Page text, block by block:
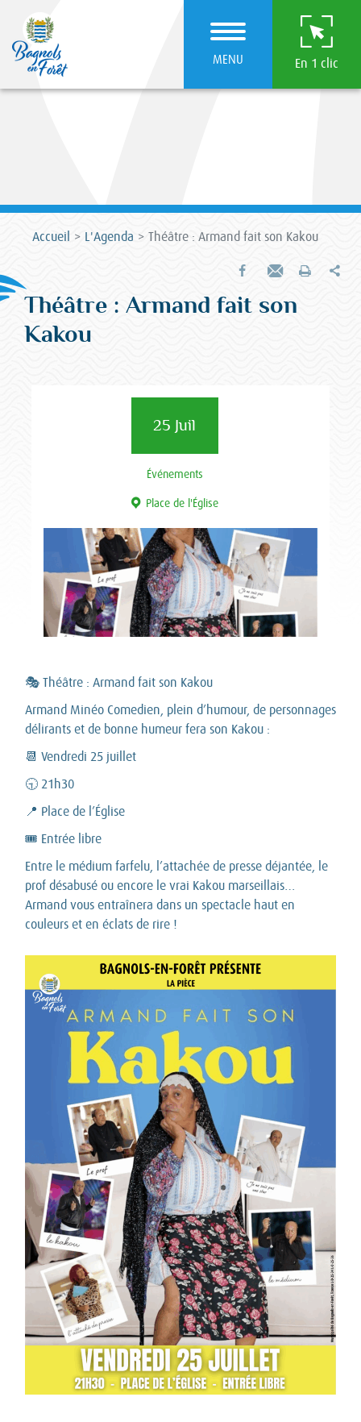
MENU En 1 clic
Accueil L'Agenda Théâtre : Armand fait son Kakou
Partager sur Facebook
Envoyer par e-mail
Imprimer
Théâtre : Armand fait son
Kakou
25 Juil
Événements
Place de l'Église
🎭 Théâtre : Armand fait son Kakou
Armand Minéo Comedien, plein d’humour, de personnages
délirants et de bonne humeur fera son Kakou :
📆 Vendredi 25 juillet
🕤 21h30
📍 Place de l’Église
🎟️ Entrée libre
Entre le médium farfelu, l’attachée de presse déjantée, le
prof désabusé ou encore le vrai Kakou marseillais…
Armand vous entraînera dans un spectacle haut en
couleurs et en éclats de rire !